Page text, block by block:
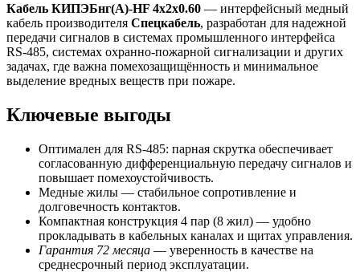
Кабель КИПЭБнг(А)-HF 4х2х0.60 — интерфейсный медный
кабель производителя Спецкабель, разработан для надежной
передачи сигналов в системах промышленного интерфейса
RS-485, системах охранно-пожарной сигнализации и других
задачах, где важна помехозащищённость и минимальное
выделение вредных веществ при пожаре.
Ключевые выгоды
Оптимален для RS-485: парная скрутка обеспечивает
согласованную дифференциальную передачу сигналов и
повышает помехоустойчивость.
Медные жилы — стабильное сопротивление и
долговечность контактов.
Компактная конструкция 4 пар (8 жил) — удобно
прокладывать в кабельных каналах и щитах управления.
Гарантия 72 месяца — уверенность в качестве на
среднесрочный период эксплуатации.